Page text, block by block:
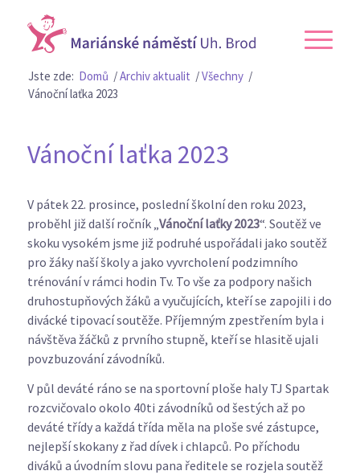
Jste zde: Domů /Archiv aktualit /Všechny /
Vánoční laťka 2023
Vánoční laťka 2023
V pátek 22. prosince, poslední školní den roku 2023,
proběhl již další ročník „ Vánoční laťky 2023“. Soutěž ve
skoku vysokém jsme již podruhé uspořádali jako soutěž
pro žáky naší školy a jako vyvrcholení podzimního
trénování v rámci hodin Tv. To vše za podpory našich
druhostupňových žáků a vyučujících, kteří se zapojili i do
divácké tipovací soutěže. Příjemným zpestřením byla i
návštěva žáčků z prvního stupně, kteří se hlasitě ujali
povzbuzování závodníků.
V půl deváté ráno se na sportovní ploše haly TJ Spartak
rozcvičovalo okolo 40ti závodníků od šestých až po
deváté třídy a každá třída měla na ploše své zástupce,
nejlepší skokany z řad dívek i chlapců. Po příchodu
diváků a úvodním slovu pana ředitele se rozjela soutěž